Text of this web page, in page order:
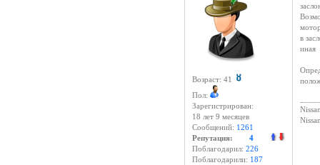
Возраст: 41
Пол:
Зарегистрирован:
18 лет 9 месяцев
Сообщений: 1261
Репутация: 4
Поблагодарил: 226
Поблагодарили: 187
в
иная